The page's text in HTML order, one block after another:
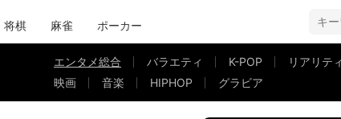
将棋 麻雀 ポーカー
エンタメ総合 バラエティ K-POP リアリテ
映画
音楽 HIPHOP グラビア